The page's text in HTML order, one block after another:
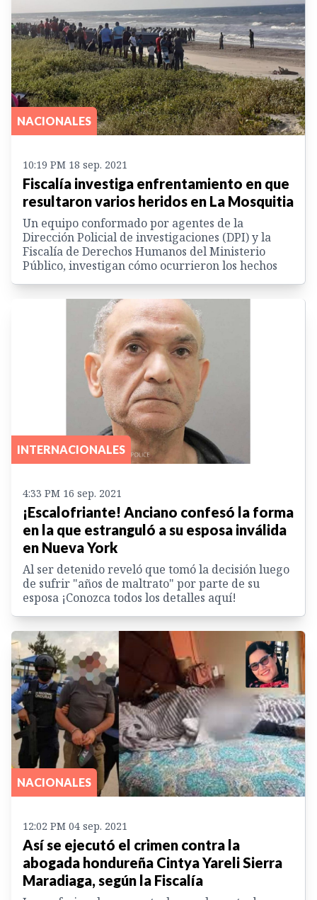
NACIONALES
10:19 PM 18 sep. 2021
Fiscalía investiga enfrentamiento en que
resultaron varios heridos en La Mosquitia
Un equipo conformado por agentes de la
Dirección Policial de investigaciones (DPI) y la
Fiscalía de Derechos Humanos del Ministerio
Público, investigan cómo ocurrieron los hechos
INTERNACIONALES
4:33 PM 16 sep. 2021
¡Escalofriante! Anciano confesó la forma
en la que estranguló a su esposa inválida
en Nueva York
Al ser detenido reveló que tomó la decisión luego
de sufrir "años de maltrato" por parte de su
esposa ¡Conozca todos los detalles aquí!
NACIONALES
12:02 PM 04 sep. 2021
Así se ejecutó el crimen contra la
abogada hondureña Cintya Yareli Sierra
Maradiaga, según la Fiscalía